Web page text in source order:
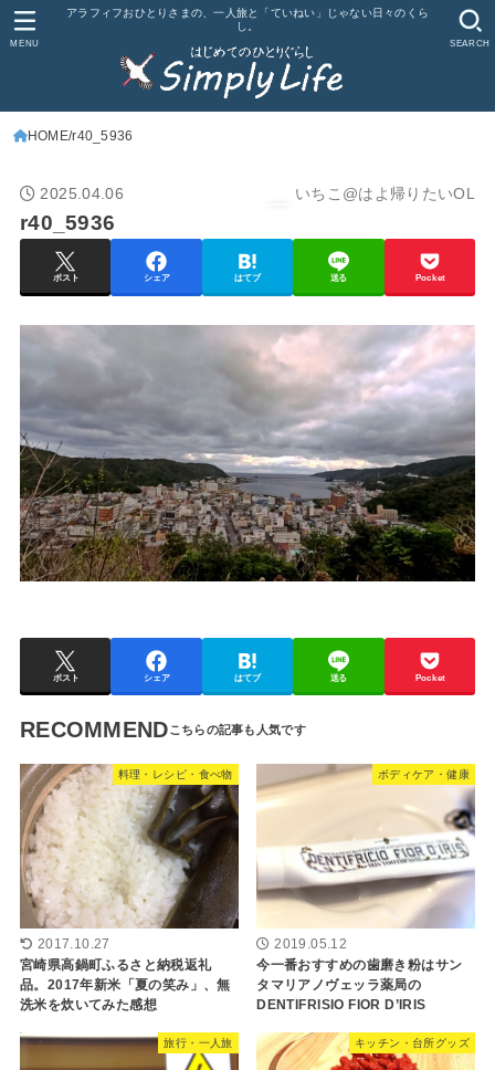
アラフィフおひとりさまの、一人旅と「ていねい」じゃない日々のくら
し。
SEARCH
MENU
HOME r40_5936
2025.04.06 いちこ@はよ帰りたいOL
r40_5936
ポスト シェア はてブ 送る Pocket
ポスト シェア はてブ 送る Pocket
RECOMMEND
料理・レシピ・食べ物
2017.10.27
宮崎県高鍋町ふるさと納税返礼
品。2017年新米「夏の笑み」、無
洗米を炊いてみた感想
ボディケア・健康
2019.05.12
今一番おすすめの歯磨き粉はサン
タマリアノヴェッラ薬局の
DENTIFRISIO FIOR D’IRIS
旅行・一人旅 キッチン・台所グッズ